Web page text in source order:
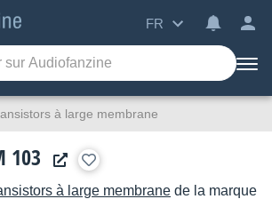
FR
à large membrane
103
à large membrane de la marque